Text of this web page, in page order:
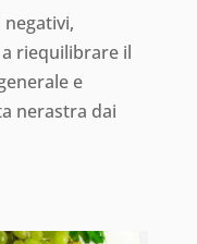
riequilibrare il
e
nerastra dai